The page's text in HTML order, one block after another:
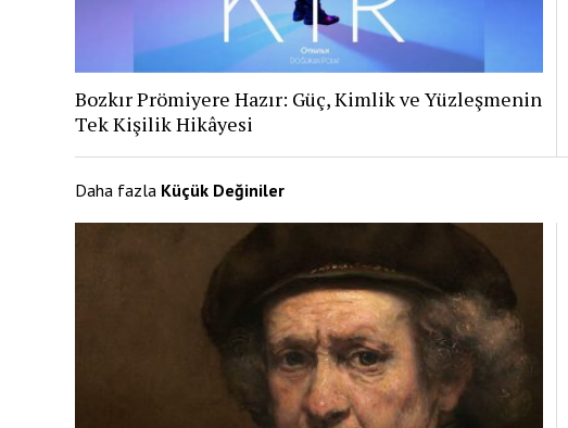
Bozkır Prömiyere Hazır: Güç, Kimlik ve Yüzleşmenin
Tek Kişilik Hikâyesi
Daha fazla Küçük Değiniler